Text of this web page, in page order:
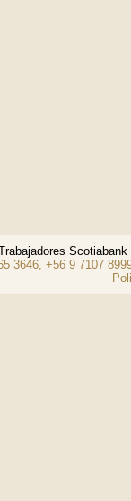
3646, +56 9 7107